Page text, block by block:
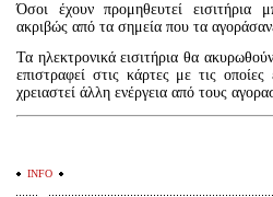
Όσοι έχουν προμηθευτεί εισιτήρια
ακριβώς από τα σημεία που τα
Τα ηλεκτρονικά εισιτήρια θα
επιστραφεί στις κάρτες με τις
χρειαστεί άλλη ενέργεια από τους
INFO